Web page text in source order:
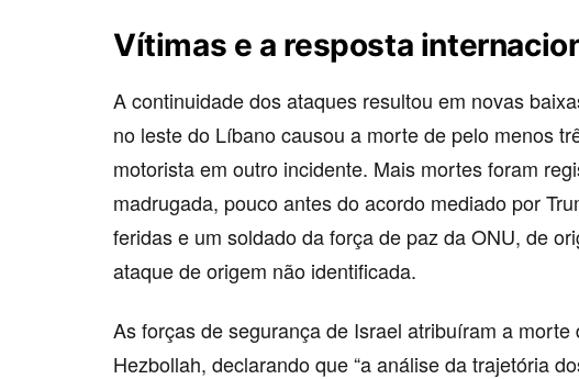
Vítimas e a resposta
A continuidade dos ataques resultou em novas
no leste do Líbano causou a morte de pelo menos
motorista em outro incidente. Mais mortes foram
madrugada, pouco antes do acordo mediado por
feridas e um soldado da força de paz da ONU, de
ataque de origem não identificada.
As forças de segurança de Israel atribuíram a
Hezbollah, declarando que “a análise da trajetória